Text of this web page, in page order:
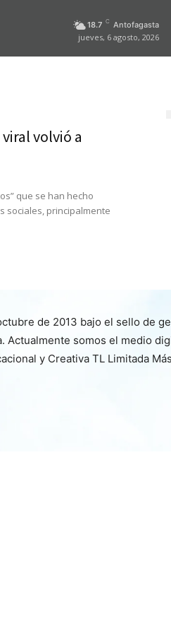
18.7 C Antofagasta
jueves, 6 agosto, 2026
volvió a
que se han hecho
sociales, principalmente
de 2013 bajo el sello de
Actualmente somos el medio
y Creativa TL Limitada